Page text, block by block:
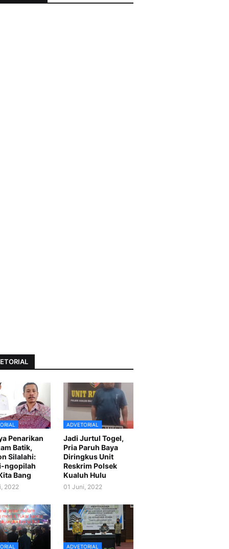
Penarikan
Batik,
Silalahi:
ngopilah
Bang
2022
ADVETORIAL
Jadi Jurtul Togel,
Pria Paruh Baya
Diringkus Unit
Reskrim Polsek
Kualuh Hulu
01 Juni, 2022
ADVETORIAL